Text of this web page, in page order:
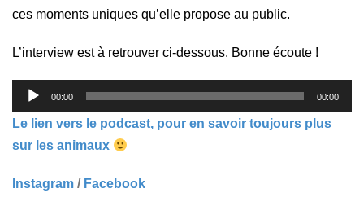
ces moments uniques qu’elle propose au public.
L’interview est à retrouver ci-dessous. Bonne écoute !
Lecteur
audio
00:00 00:00
Le lien vers le podcast, pour en savoir toujours plus
sur les animaux
Instagram / Facebook